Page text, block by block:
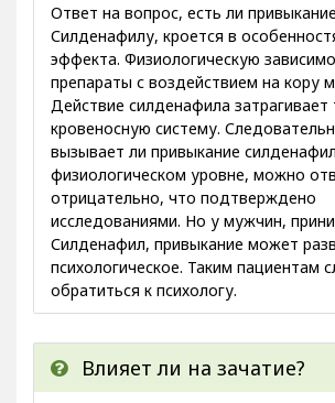
Ответ на вопрос, есть ли
Силденафилу, кроется в
эффекта. Физиологическую
препараты с воздействием на кору
Действие силденафила затрагивает
кровеносную систему.
вызывает ли привыкание
физиологическом уровне, можно
отрицательно, что подтверждено
исследованиями. Но у мужчин,
Силденафил, привыкание может
психологическое. Таким пациентам
обратиться к психологу.
Влияет ли на зачатие?